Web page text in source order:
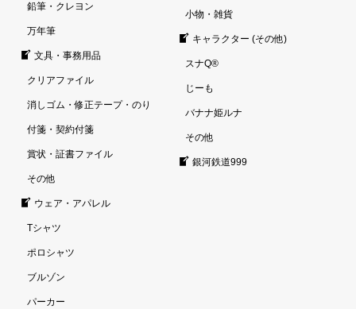
鉛筆・クレヨン
万年筆
文具・事務用品
クリアファイル
消しゴム・修正テープ・のり
付箋・契約付箋
賞状・証書ファイル
その他
ウェア・アパレル
Tシャツ
ポロシャツ
ブルゾン
パーカー
小物・雑貨
キャラクター (その他)
スナQ®
じーも
バナナ姫ルナ
その他
銀河鉄道999